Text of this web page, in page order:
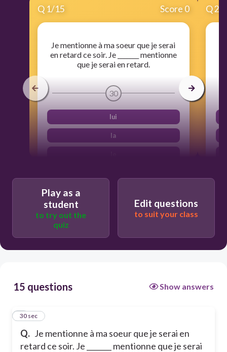
Q 1/15 Score 0
Je mentionne à ma soeur que je serai
en retard ce soir. Je _______ mentionne
que je serai en retard.
30
lui
la
Q2
Play as a
student
to try out the
quiz
Edit questions
to suit your class
15 questions Show answers
Q. Je mentionne à ma soeur que je serai en
retard ce soir. Je _______ mentionne que je serai
1
30 sec